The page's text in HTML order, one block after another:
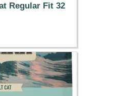
Regular Fit 32
€